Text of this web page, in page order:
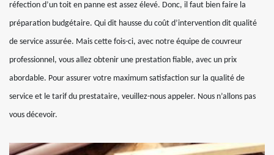
réfection d’un toit en panne est assez élevé. Donc, il faut bien faire la
préparation budgétaire. Qui dit hausse du coût d’intervention dit qualité
de service assurée. Mais cette fois-ci, avec notre équipe de couvreur
professionnel, vous allez obtenir une prestation fiable, avec un prix
abordable. Pour assurer votre maximum satisfaction sur la qualité de
service et le tarif du prestataire, veuillez-nous appeler. Nous n’allons pas
vous décevoir.